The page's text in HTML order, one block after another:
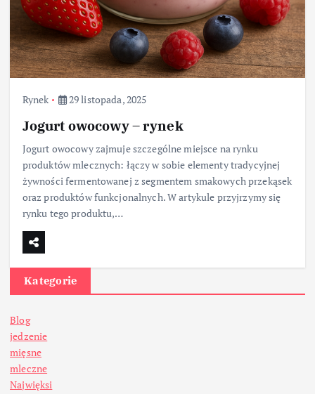
Rynek 29 listopada, 2025
Jogurt owocowy – rynek
Jogurt owocowy zajmuje szczególne miejsce na rynku
produktów mlecznych: łączy w sobie elementy tradycyjnej
żywności fermentowanej z segmentem smakowych przekąsek
oraz produktów funkcjonalnych. W artykule przyjrzymy się
rynku tego produktu,…
Kategorie
Blog
jedzenie
mięsne
mleczne
Najwięksi